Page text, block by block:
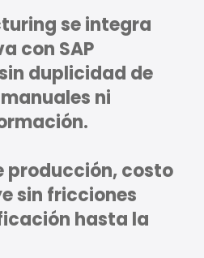
se integra
con SAP
duplicidad de
ni
producción, costo
sin fricciones
hasta la